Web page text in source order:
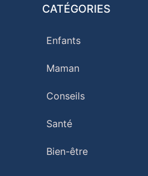
CATÉGORIES
Enfants
Maman
Conseils
Santé
Bien-être